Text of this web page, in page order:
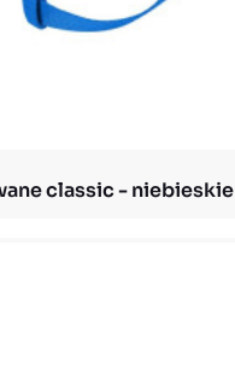
classic - niebieskie